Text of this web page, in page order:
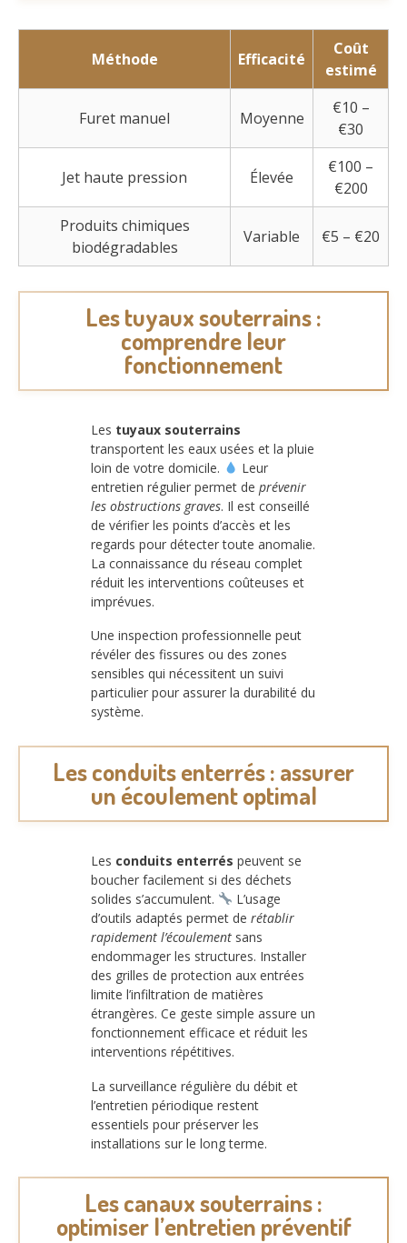
Méthode Efficacité
Coût
estimé
Furet manuel Moyenne
€10 –
€30
Jet haute pression Élevée
€100 –
€200
Produits chimiques
biodégradables
Variable €5 – €20
Les tuyaux souterrains :
comprendre leur
fonctionnement
Les tuyaux souterrains
transportent les eaux usées et la pluie
loin de votre domicile.
Leur
entretien régulier permet de prévenir
les obstructions graves. Il est conseillé
de vérifier les points d’accès et les
regards pour détecter toute anomalie.
La connaissance du réseau complet
réduit les interventions coûteuses et
imprévues.
Une inspection professionnelle peut
révéler des fissures ou des zones
sensibles qui nécessitent un suivi
particulier pour assurer la durabilité du
système.
Les conduits enterrés : assurer
un écoulement optimal
Les conduits enterrés peuvent se
boucher facilement si des déchets
solides s’accumulent.
L’usage
d’outils adaptés permet de rétablir
rapidement l’écoulement sans
endommager les structures. Installer
des grilles de protection aux entrées
limite l’infiltration de matières
étrangères. Ce geste simple assure un
fonctionnement efficace et réduit les
interventions répétitives.
La surveillance régulière du débit et
l’entretien périodique restent
essentiels pour préserver les
installations sur le long terme.
Les canaux souterrains :
optimiser l’entretien préventif